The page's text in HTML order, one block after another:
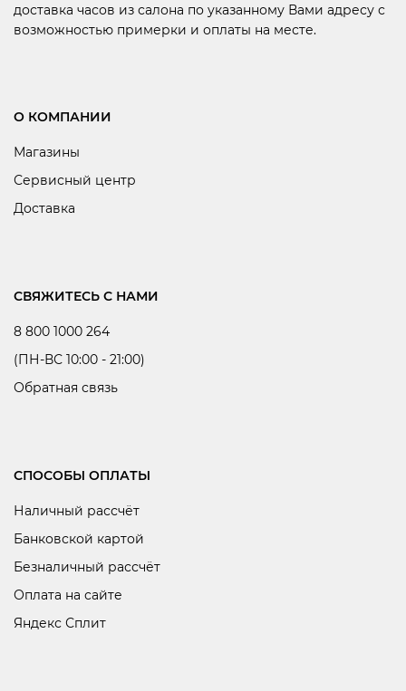
доставка часов из салона по указанному Вами адресу с
возможностью примерки и оплаты на месте.
О КОМПАНИИ
Магазины
Сервисный центр
Доставка
СВЯЖИТЕСЬ С НАМИ
8 800 1000 264
(ПН-ВС 10:00 - 21:00)
Обратная связь
СПОСОБЫ ОПЛАТЫ
Наличный рассчёт
Банковской картой
Безналичный рассчёт
Оплата на сайте
Яндекс Сплит